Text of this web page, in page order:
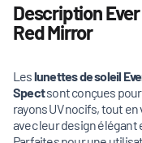
Description
Red Mirror
Leslunettes de soleil
Spectsont conçues
rayons UV nocifs, tout
avec leur design élégant